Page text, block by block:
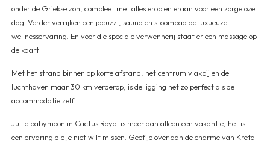
onder de Griekse zon, compleet met alles erop en eraan voor een zorgeloze
dag. Verder verrijken een jacuzzi, sauna en stoombad de luxueuze
wellnesservaring. En voor die speciale verwennerij staat er een massage op
de kaart.
Met het strand binnen op korte afstand, het centrum vlakbij en de
luchthaven maar 30 km verderop, is de ligging net zo perfect als de
accommodatie zelf.
Jullie babymoon in Cactus Royal is meer dan alleen een vakantie, het is
een ervaring die je niet wilt missen. Geef je over aan de charme van Kreta